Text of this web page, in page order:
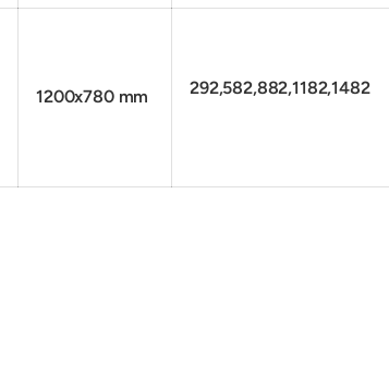
1200x780 mm 292,582,882,1182,1482